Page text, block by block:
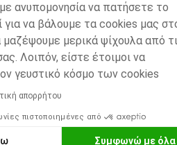
ανυπομονησία να πατήσετε το
για να βάλουμε τα cookies μας
μαζέψουμε μερικά ψίχουλα από
Λοιπόν, είστε έτοιμοι να
γευστικό κόσμο των cookies
απορρήτου
πιστοποιημένες από
Συμφωνώ με όλα
ΔΙΑΘΈΣΙΜΟΙ
ΣΕ